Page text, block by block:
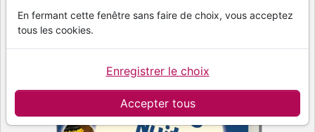
En fermant cette fenêtre sans faire de choix, vous acceptez
tous les cookies.
Accepter tous
Enregistrer le choix